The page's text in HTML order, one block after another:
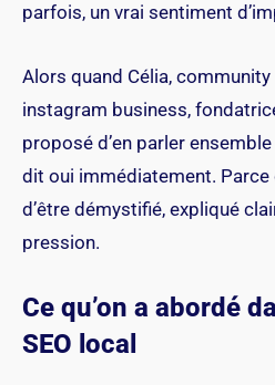
parfois, un vrai sentiment
Alors quand Célia,
instagram business,
proposé d’en parler
dit oui immédiatement.
d’être démystifié, expliqué
pression.
Ce qu’on a abordé
SEO local